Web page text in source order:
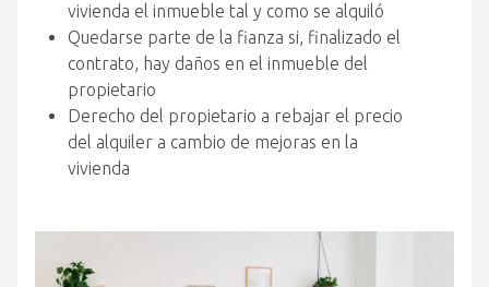
vivienda el inmueble tal y como se alquiló
Quedarse parte de la fianza si, finalizado el
contrato, hay daños en el inmueble del
propietario
Derecho del propietario a rebajar el precio
del alquiler a cambio de mejoras en la
vivienda